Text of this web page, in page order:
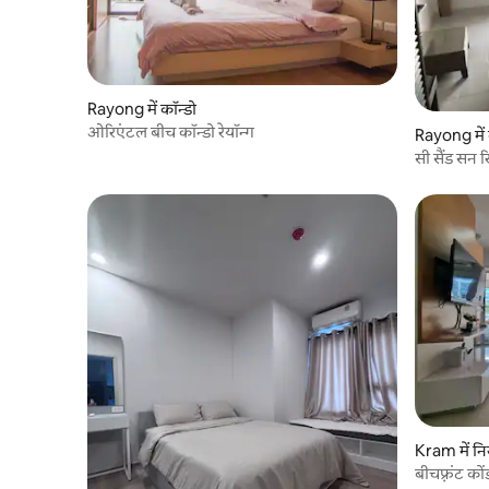
Rayong में कॉन्डो
ओरिएंटल बीच कॉन्डो रेयॉन्ग
Rayong में
सी सैंड सन
Kram में
बीचफ़्रंट